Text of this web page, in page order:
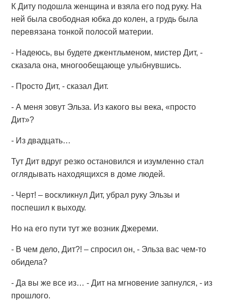
К Диту подошла женщина и взяла его под руку. На
ней была свободная юбка до колен, а грудь была
перевязана тонкой полосой материи.
- Надеюсь, вы будете джентльменом, мистер Дит, -
сказала она, многообещающе улыбнувшись.
- Просто Дит, - сказал Дит.
- А меня зовут Эльза. Из какого вы века, «просто
Дит»?
- Из двадцать…
Тут Дит вдруг резко остановился и изумленно стал
оглядывать находящихся в доме людей.
- Черт! – воскликнул Дит, убрал руку Эльзы и
поспешил к выходу.
Но на его пути тут же возник Джереми.
- В чем дело, Дит?! – спросил он, - Эльза вас чем-то
обидела?
- Да вы же все из… - Дит на мгновение запнулся, - из
прошлого.